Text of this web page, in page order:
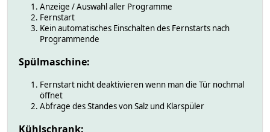
Anzeige / Auswahl aller Programme
Fernstart
Kein automatisches Einschalten des Fernstarts nach
Programmende
Spülmaschine:
Fernstart nicht deaktivieren wenn man die Tür nochmal
öffnet
Abfrage des Standes von Salz und Klarspüler
Kühlschrank: